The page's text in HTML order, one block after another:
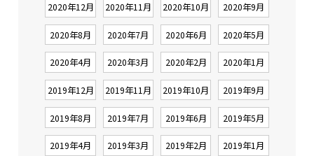
2020年12月 2020年11月 2020年10月 2020年9月
2020年8月 2020年7月 2020年6月 2020年5月
2020年4月 2020年3月 2020年2月 2020年1月
2019年12月 2019年11月 2019年10月 2019年9月
2019年8月 2019年7月 2019年6月 2019年5月
2019年4月 2019年3月 2019年2月 2019年1月